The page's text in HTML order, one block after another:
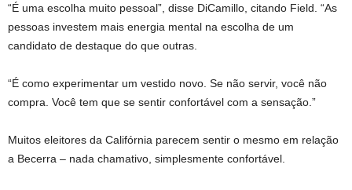
“É uma escolha muito pessoal”, disse DiCamillo, citando Field. “As
pessoas investem mais energia mental na escolha de um
candidato de destaque do que outras.
“É como experimentar um vestido novo. Se não servir, você não
compra. Você tem que se sentir confortável com a sensação.”
Muitos eleitores da Califórnia parecem sentir o mesmo em relação
a Becerra – nada chamativo, simplesmente confortável.